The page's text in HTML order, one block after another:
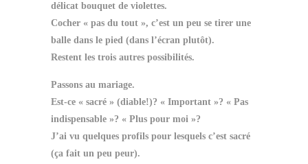
délicat bouquet de violettes.
Cocher « pas du tout », c’est un peu se tirer une
balle dans le pied (dans l’écran plutôt).
Restent les trois autres possibilités.
Passons au mariage.
Est-ce « sacré » (diable!)? « Important »? « Pas
indispensable »? « Plus pour moi »?
J’ai vu quelques profils pour lesquels c’est sacré
(ça fait un peu peur).